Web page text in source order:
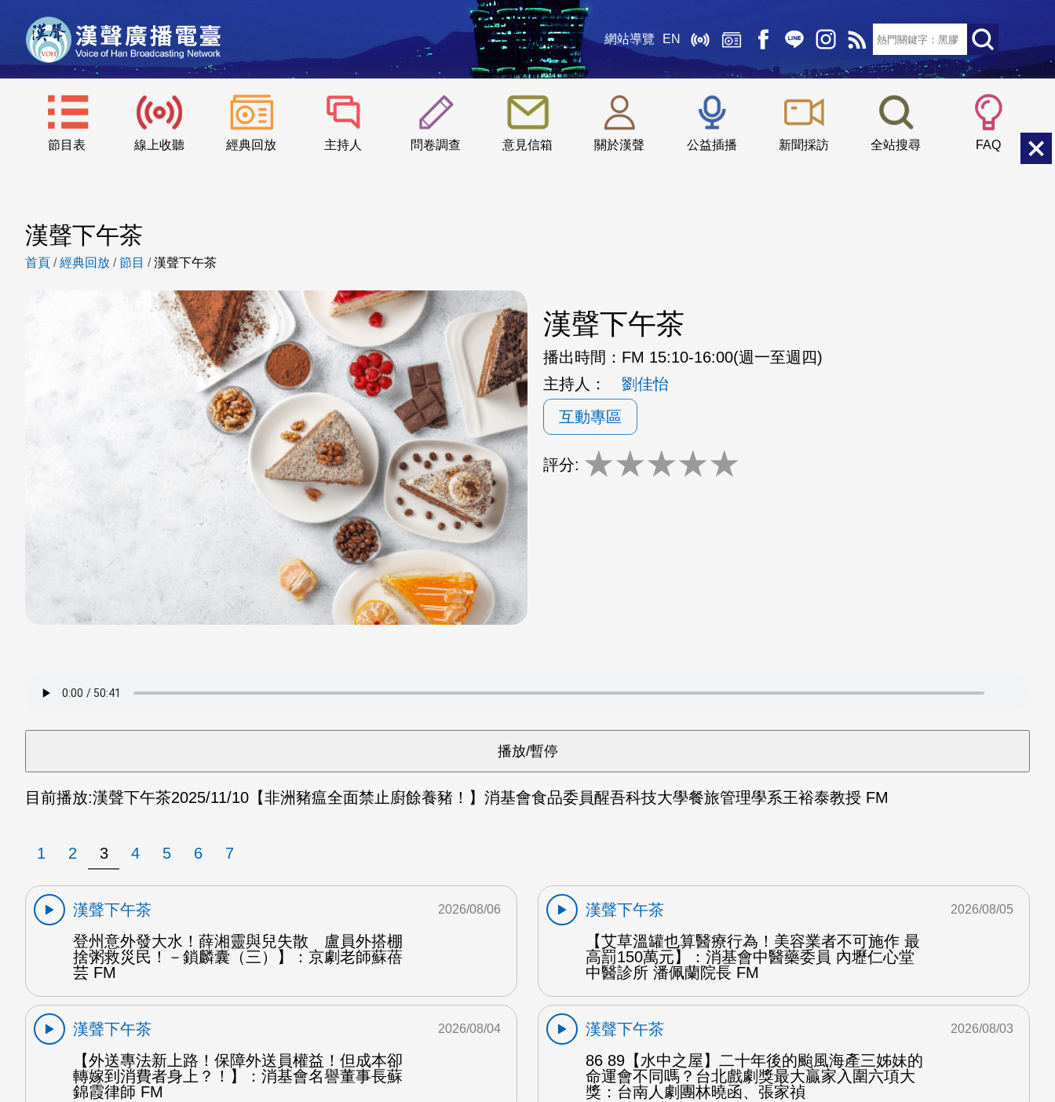
網站導覽 EN
節目表 線上收聽 經典回放 主持人 問卷調查 意見信箱 關於漢聲 公益插播 新聞採訪 全站搜尋 FAQ
::: 小 中
漢聲下午茶
首頁 /經典回放 /節目 /漢聲下午茶
漢聲下午茶
播出時間： FM 15:10-16:00(週一至週四)
主持人：
劉佳怡
互動專區
評分: ★★★★★
目前播放:漢聲下午茶2025/11/10 【非洲豬瘟全面禁止廚餘養豬！】消基會食品委員醒吾科技大學餐旅管理學系王裕泰教授 FM
1 2 3 4 5 6 7
漢聲下午茶
登州意外發大水！薛湘靈與兒失散 盧員外搭棚
捨粥救災民！－鎖麟囊（三）】：京劇老師蘇蓓
芸 FM
2026/08/06
漢聲下午茶
【艾草溫罐也算醫療行為！美容業者不可施作 最
高罰150萬元】：消基會中醫藥委員 內壢仁心堂
中醫診所 潘佩蘭院長 FM
2026/08/05
漢聲下午茶
【外送專法新上路！保障外送員權益！但成本卻
轉嫁到消費者身上？！】：消基會名譽董事長蘇
錦霞律師 FM
2026/08/04
漢聲下午茶
86 89【水中之屋】二十年後的颱風海產三姊妹的
命運會不同嗎？台北戲劇獎最大贏家入圍六項大
獎：台南人劇團林曉函、張家禎
2026/08/03